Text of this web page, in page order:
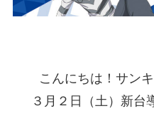
こんにちは！サン
３月２日（土）新台